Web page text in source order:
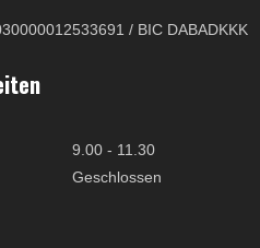
/ BIC DABADKKK
9.00 - 11.30
Geschlossen